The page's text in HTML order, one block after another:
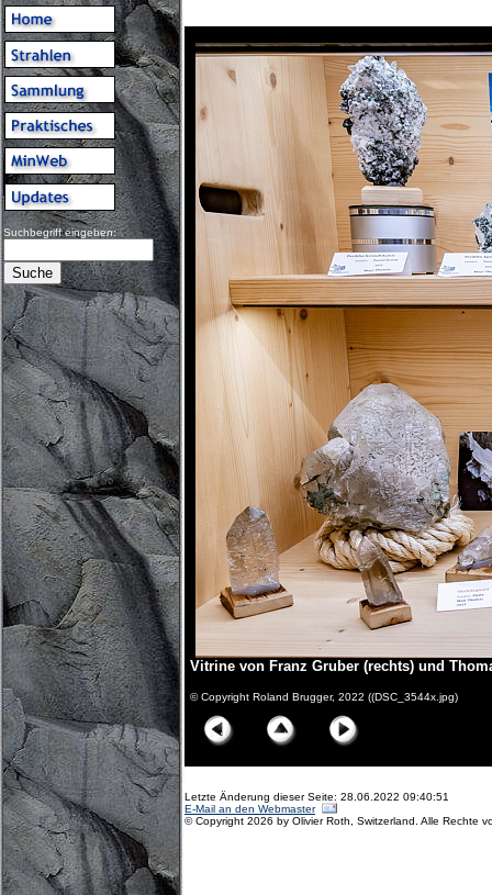
Suchbegriff eingeben:
Vitrine von Franz Gruber (rechts) und
© Copyright Roland Brugger, 2022 ((DSC_3544x.jpg)
Letzte Änderung dieser Seite: 28.06.2022 09:40:51
E-Mail an den Webmaster
© Copyright 2026 by Olivier Roth, Switzerland. Alle Rechte